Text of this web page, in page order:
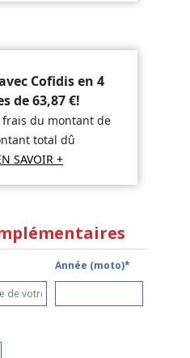
Cofidis en 4
de63,87€!
frais du montant de
total dû
SAVOIR +
Année (moto)*